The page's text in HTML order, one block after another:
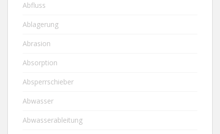
Abfluss
Ablagerung
Abrasion
Absorption
Absperrschieber
Abwasser
Abwasserableitung